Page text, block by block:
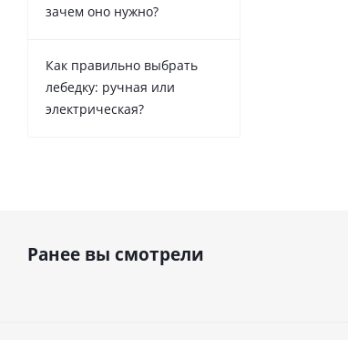
зачем оно нужно?
Как правильно выбрать
лебедку: ручная или
электрическая?
Ранее вы смотрели